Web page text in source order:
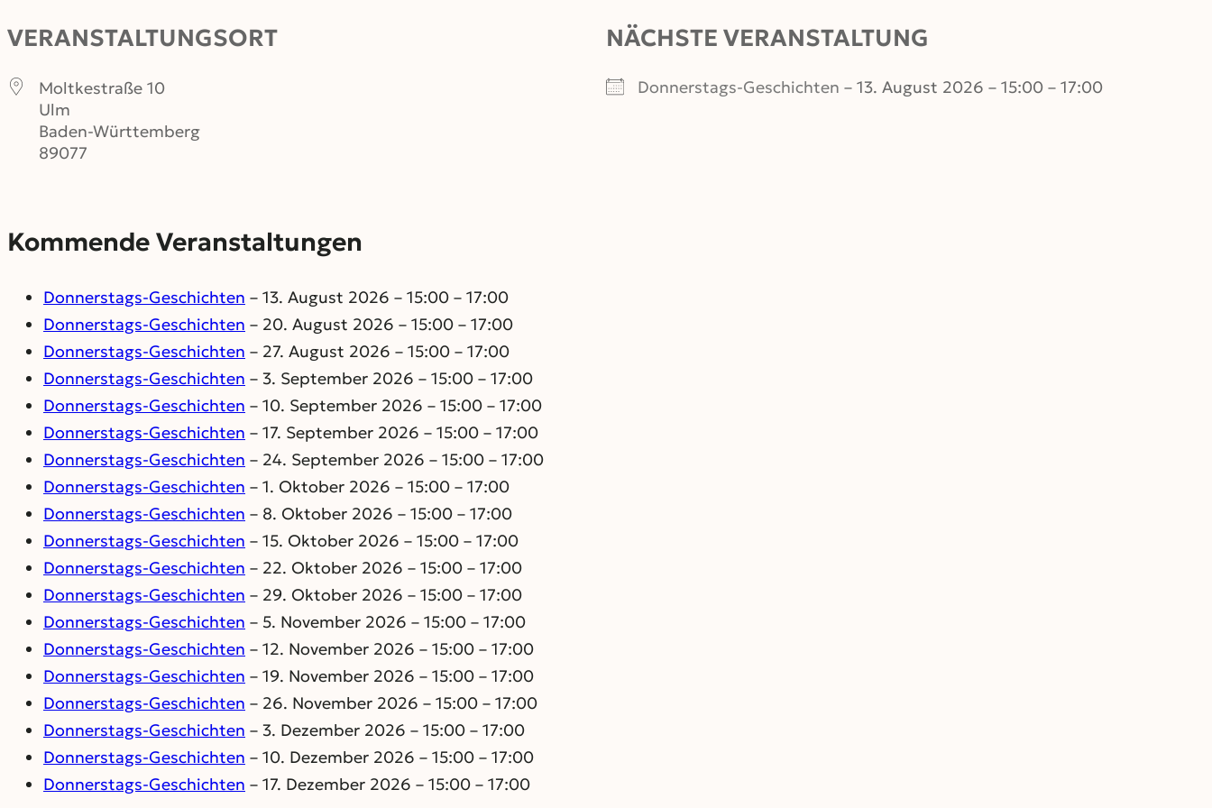
VERANSTALTUNGSORT
Moltkestraße 10
Ulm
Baden-Württemberg
89077
NÄCHSTE VERANSTALTUNG
Donnerstags-Geschichten – 13. August 2026 – 15:00 – 17:00
Kommende Veranstaltungen
Donnerstags-Geschichten – 13. August 2026 – 15:00 – 17:00
Donnerstags-Geschichten – 20. August 2026 – 15:00 – 17:00
Donnerstags-Geschichten – 27. August 2026 – 15:00 – 17:00
Donnerstags-Geschichten – 3. September 2026 – 15:00 – 17:00
Donnerstags-Geschichten – 10. September 2026 – 15:00 – 17:00
Donnerstags-Geschichten – 17. September 2026 – 15:00 – 17:00
Donnerstags-Geschichten – 24. September 2026 – 15:00 – 17:00
Donnerstags-Geschichten – 1. Oktober 2026 – 15:00 – 17:00
Donnerstags-Geschichten – 8. Oktober 2026 – 15:00 – 17:00
Donnerstags-Geschichten – 15. Oktober 2026 – 15:00 – 17:00
Donnerstags-Geschichten – 22. Oktober 2026 – 15:00 – 17:00
Donnerstags-Geschichten – 29. Oktober 2026 – 15:00 – 17:00
Donnerstags-Geschichten – 5. November 2026 – 15:00 – 17:00
Donnerstags-Geschichten – 12. November 2026 – 15:00 – 17:00
Donnerstags-Geschichten – 19. November 2026 – 15:00 – 17:00
Donnerstags-Geschichten – 26. November 2026 – 15:00 – 17:00
Donnerstags-Geschichten – 3. Dezember 2026 – 15:00 – 17:00
Donnerstags-Geschichten – 10. Dezember 2026 – 15:00 – 17:00
Donnerstags-Geschichten – 17. Dezember 2026 – 15:00 – 17:00